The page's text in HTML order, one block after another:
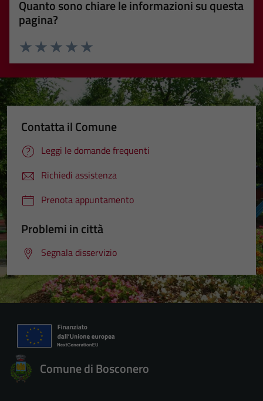
Quanto sono chiare le informazioni su questa
pagina?
Valuta 5 stelle su 5
Valuta 4 stelle su 5
Valuta 3 stelle su 5
Valuta 2 stelle su 5
Valuta 1 stelle su 5
Contatta il Comune
Leggi le domande frequenti
Richiedi assistenza
Prenota appuntamento
Problemi in città
Segnala disservizio
Comune di Bosconero